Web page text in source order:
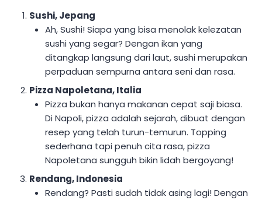
Sushi, Jepang
Ah, Sushi! Siapa yang bisa menolak kelezatan
sushi yang segar? Dengan ikan yang
ditangkap langsung dari laut, sushi merupakan
perpaduan sempurna antara seni dan rasa.
Pizza Napoletana, Italia
Pizza bukan hanya makanan cepat saji biasa.
Di Napoli, pizza adalah sejarah, dibuat dengan
resep yang telah turun-temurun. Topping
sederhana tapi penuh cita rasa, pizza
Napoletana sungguh bikin lidah bergoyang!
Rendang, Indonesia
Rendang? Pasti sudah tidak asing lagi! Dengan